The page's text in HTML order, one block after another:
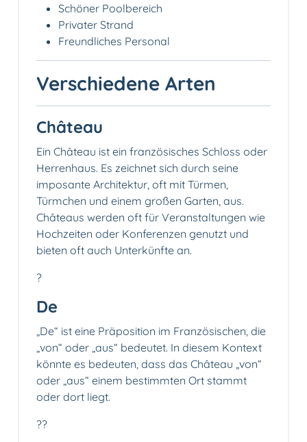
Schöner Poolbereich
Privater Strand
Freundliches Personal
Verschiedene Arten
Château
Ein Château ist ein französisches Schloss oder
Herrenhaus. Es zeichnet sich durch seine
imposante Architektur, oft mit Türmen,
Türmchen und einem großen Garten, aus.
Châteaus werden oft für Veranstaltungen wie
Hochzeiten oder Konferenzen genutzt und
bieten oft auch Unterkünfte an.
?
De
„De“ ist eine Präposition im Französischen, die
„von“ oder „aus“ bedeutet. In diesem Kontext
könnte es bedeuten, dass das Château „von“
oder „aus“ einem bestimmten Ort stammt
oder dort liegt.
??